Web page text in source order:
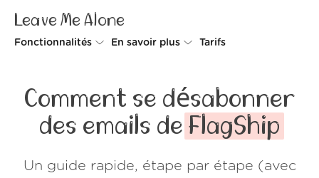
Leave Me Alone
Fonctionnalités
Spam Blocker
En savoir plus
Comment ça fonctionne
Sécurité
Preuves d'amour
Tarifs
Comment se désabonner
des emails de FlagShip
Un guide rapide, étape par étape (avec